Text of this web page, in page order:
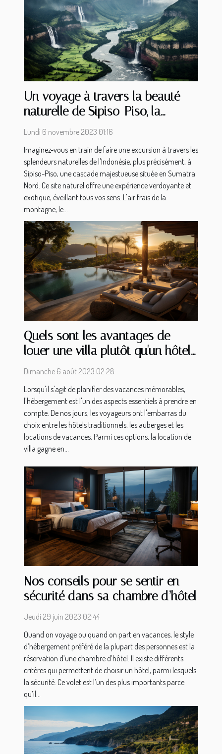
Un voyage à travers la beauté
naturelle de Sipiso-Piso, la
cascade majestueuse de Sumatra
Lundi 6 novembre 2023 01:16
Imaginez-vous en train de faire une excursion à travers les
splendeurs naturelles de l'Indonésie, plus précisément, à
Sipiso-Piso, une cascade majestueuse située en Sumatra
Nord. Ce site naturel offre une expérience verdoyante et
exotique, éveillant tous vos sens. L'air frais de la
montagne, le...
Quels sont les avantages de
louer une villa plutôt qu'un hôtel
pour vos vacances ?
Dimanche 6 août 2023 02:28
Lorsqu'il s'agit de planifier des vacances mémorables,
l'hébergement est l'un des aspects essentiels à prendre en
compte. De nos jours, les voyageurs ont l'embarras du
choix entre les hôtels traditionnels, les auberges et les
locations de vacances. Parmi ces options, la location de
villa gagne en...
Nos conseils pour se sentir en
sécurité dans sa chambre d’hôtel
Jeudi 29 juin 2023 02:44
Quand on voyage ou quand on part en vacances, le style
d’hébergement préféré de la plupart des personnes est la
réservation d’une chambre d’hôtel. Il existe différents
critères qui permettent de choisir un hôtel, parmi lesquels
la sécurité. Ce volet est l’un des plus importants parce
qu’il...